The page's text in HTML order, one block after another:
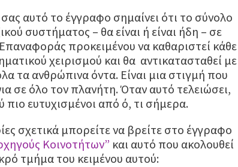
αυτό το έγγραφο σημαίνει ότι το σύνολο
συστήματος – θα είναι ή είναι ήδη – σε
προκειμένου να καθαριστεί κάθε
χειρισμού και θα αντικατασταθεί με
τα ανθρώπινα όντα. Είναι μια στιγμή που
σε όλο τον πλανήτη. Όταν αυτό τελειώσει,
πιο ευτυχισμένοι από ό, τι σήμερα.
σχετικά μπορείτε να βρείτε στο έγγραφο
Κοινοτήτων” και αυτό που ακολουθεί
τμήμα του κειμένου αυτού: